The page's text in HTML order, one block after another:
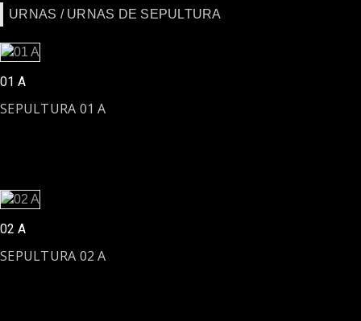
URNAS / URNAS DE SEPULTURA
01 A
SEPULTURA 01 A
02 A
SEPULTURA 02 A